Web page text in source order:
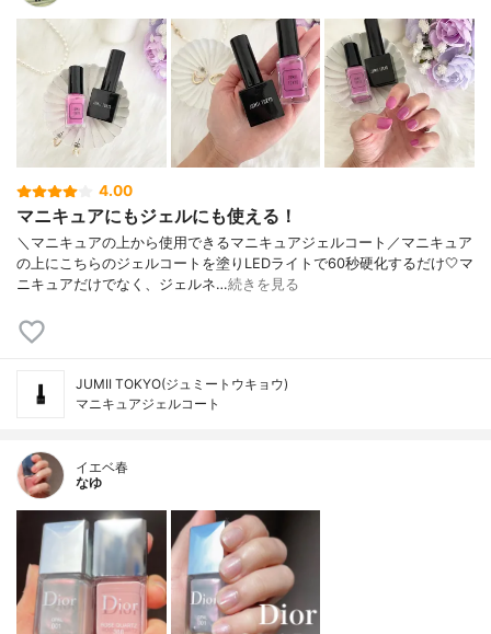
4.00
マニキュアにもジェルにも使える！
＼マニキュアの上から使用できるマニキュアジェルコート／マニキュア
の上にこちらのジェルコートを塗りLEDライトで60秒硬化するだけ🤍マ
ニキュアだけでなく、ジェルネ…続きを見る
JUMII TOKYO(ジュミートウキョウ)
マニキュアジェルコート
イエベ春
なゆ